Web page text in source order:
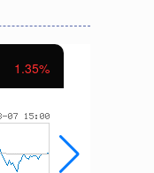
1.35%